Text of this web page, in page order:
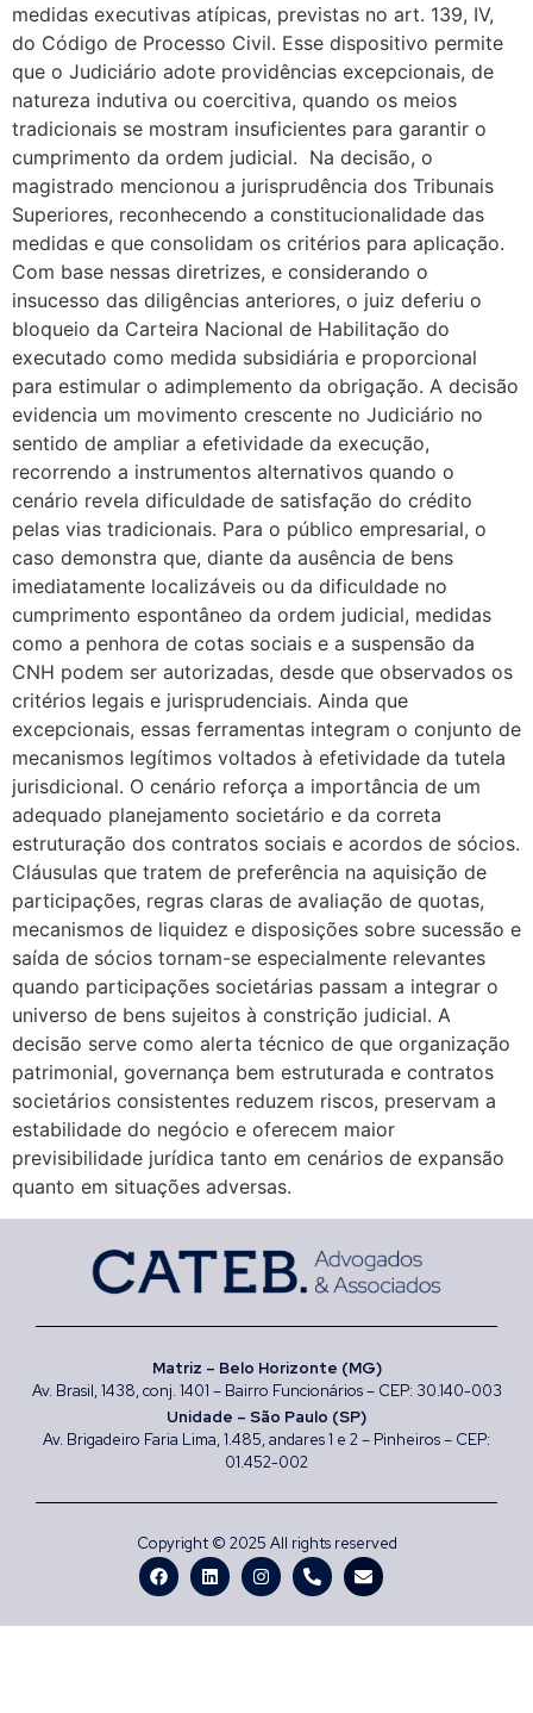
medidas executivas atípicas, previstas no art. 139, IV,
do Código de Processo Civil. Esse dispositivo permite
que o Judiciário adote providências excepcionais, de
natureza indutiva ou coercitiva, quando os meios
tradicionais se mostram insuficientes para garantir o
cumprimento da ordem judicial. Na decisão, o
magistrado mencionou a jurisprudência dos Tribunais
Superiores, reconhecendo a constitucionalidade das
medidas e que consolidam os critérios para aplicação.
Com base nessas diretrizes, e considerando o
insucesso das diligências anteriores, o juiz deferiu o
bloqueio da Carteira Nacional de Habilitação do
executado como medida subsidiária e proporcional
para estimular o adimplemento da obrigação. A decisão
evidencia um movimento crescente no Judiciário no
sentido de ampliar a efetividade da execução,
recorrendo a instrumentos alternativos quando o
cenário revela dificuldade de satisfação do crédito
pelas vias tradicionais. Para o público empresarial, o
caso demonstra que, diante da ausência de bens
imediatamente localizáveis ou da dificuldade no
cumprimento espontâneo da ordem judicial, medidas
como a penhora de cotas sociais e a suspensão da
CNH podem ser autorizadas, desde que observados os
critérios legais e jurisprudenciais. Ainda que
excepcionais, essas ferramentas integram o conjunto de
mecanismos legítimos voltados à efetividade da tutela
jurisdicional. O cenário reforça a importância de um
adequado planejamento societário e da correta
estruturação dos contratos sociais e acordos de sócios.
Cláusulas que tratem de preferência na aquisição de
participações, regras claras de avaliação de quotas,
mecanismos de liquidez e disposições sobre sucessão e
saída de sócios tornam-se especialmente relevantes
quando participações societárias passam a integrar o
universo de bens sujeitos à constrição judicial. A
decisão serve como alerta técnico de que organização
patrimonial, governança bem estruturada e contratos
societários consistentes reduzem riscos, preservam a
estabilidade do negócio e oferecem maior
previsibilidade jurídica tanto em cenários de expansão
quanto em situações adversas.
Matriz – Belo Horizonte (MG)
Av. Brasil, 1438, conj. 1401 – Bairro Funcionários – CEP: 30.140-003
Unidade – São Paulo (SP)
Av. Brigadeiro Faria Lima, 1.485, andares 1 e 2 – Pinheiros – CEP:
01.452-002
Copyright © 2025 All rights reserved